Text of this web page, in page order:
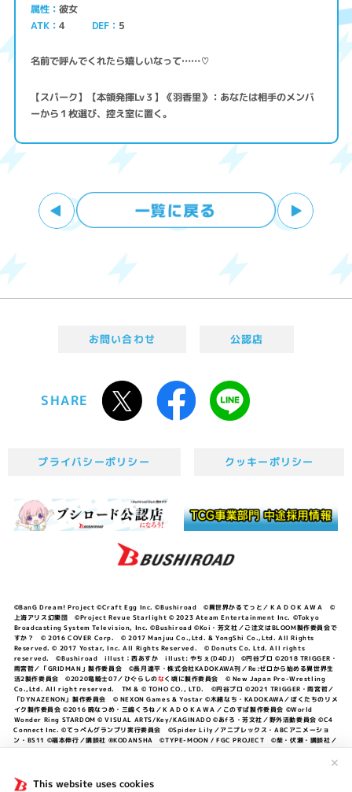
This website uses cookies
✕
属性 彼女
ATK 4 DEF 5
名前で呼んでくれたら嬉しいなって……♡
【スパーク】【本領発揮Lv３】《羽香里》：あなたは相手のメンバ
ーから１枚選び、控え室に置く。
お問い合わせ 公認店
SHARE
プライバシーポリシー クッキーポリシー
©BanG Dream! Project ©Craft Egg Inc. ©Bushiroad ©異世界かるてっと／ＫＡＤＯＫＡＷＡ ©
上海アリス幻樂団 ©Project Revue Starlight © 2023 Ateam Entertainment Inc. ©Tokyo
Broadcasting System Television, Inc. ©Bushiroad ©Koi・芳文社／ご注文はBLOOM製作委員会で
すか？ © 2016 COVER Corp. © 2017 Manjuu Co.,Ltd. & YongShi Co.,Ltd. All Rights
Reserved. © 2017 Yostar, Inc. All Rights Reserved. © Donuts Co. Ltd. All rights
reserved. ©Bushiroad illust：西あすか illust: やちぇ(D4DJ) ©円谷プロ ©2018 TRIGGER・
雨宮哲／「GRIDMAN」製作委員会 ©長月達平・株式会社KADOKAWA刊／Re:ゼロから始める異世界生
活2製作委員会 ©2020竜騎士07／ひぐらしのなく頃に製作委員会 © New Japan Pro-Wrestling
Co.,Ltd. All right reserved. TM & © TOHO CO., LTD. ©円谷プロ ©2021 TRIGGER・雨宮哲／
「DYNAZENON」製作委員会 © NEXON Games & Yostar ©木緒なち・KADOKAWA／ぼくたちのリメ
イク製作委員会 ©2016 暁なつめ・三嶋くろね／ＫＡＤＯＫＡＷＡ／このすば製作委員会 ©World
Wonder Ring STARDOM © VISUAL ARTS/Key/KAGINADO ©あfろ・芳文社／野外活動委員会 ©C4
Connect Inc. ©てっぺんグランプリ実行委員会 ©Spider Lily／アニプレックス・ABCアニメーショ
ン・BS11 ©福本伸行／講談社 ®KODANSHA ©TYPE-MOON / FGC PROJECT ©柴・伏瀬・講談社／
©中村力斗・野澤ゆき子／集英社・君のことが大大大大大好きな製作委員会 ©IIS-P／ぽんのみち製作委